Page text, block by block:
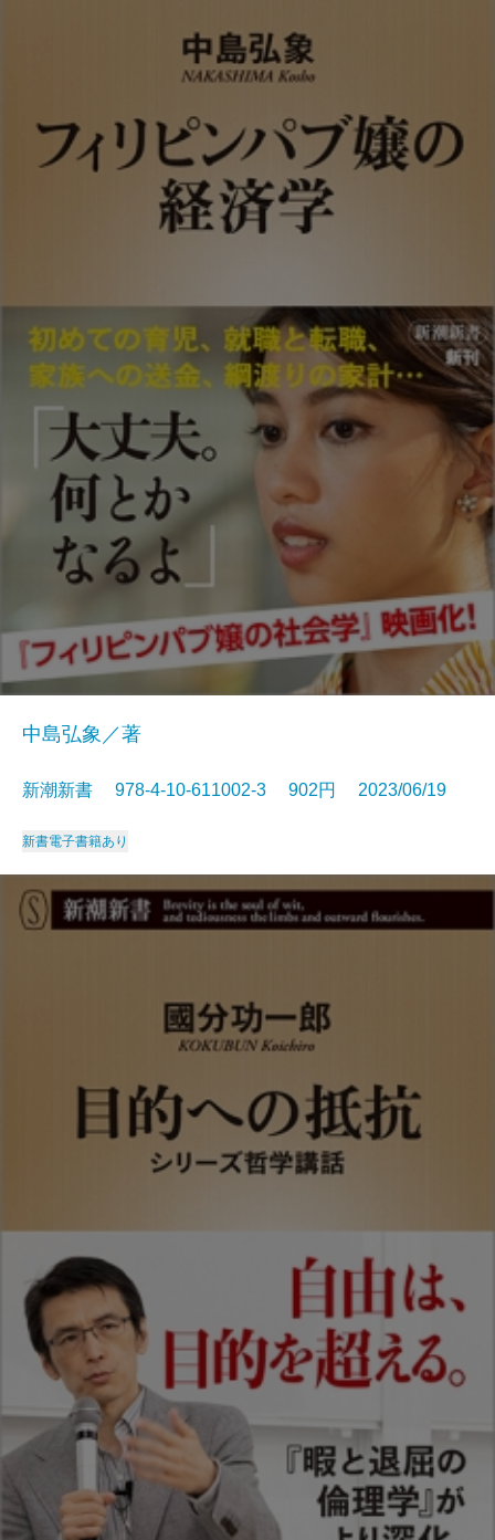
中島弘象／著
新潮新書 978-4-10-611002-3 902円 2023/06/19
新書電子書籍あり